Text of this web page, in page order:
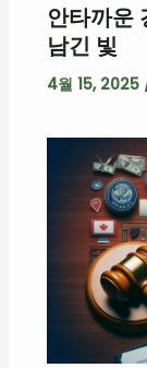
안타까운
남긴 빛
4월 15, 2025